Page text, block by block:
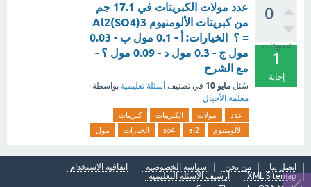
0
تصويتات
1
إجابة
عدد مولات الكبريتات في 17.1 جم
من كبريتات الألومنيوم Al2(SO4)3
= ؟ الخيارات: أ - 0.1 مول ب - 0.03
مول ج - 0.3 مول د - 0.09 مول ؟ -
مع الشرح
سُئل مايو 10 في تصنيف أسئلة تعليمية بواسطة
معلمة الأجيال
عدد مولات الكبريتات
كبريتات
الألومنيوم
al2
so4 الخيارات مول
اتصل بنا من نحن سياسة الخصوصية
اتفاقية الاستخدام
XML Sitemap
أرشيف الأسئلة التعليمية